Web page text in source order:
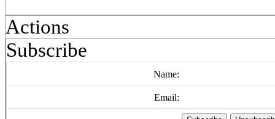
Actions
Subscribe
Name:
Email: